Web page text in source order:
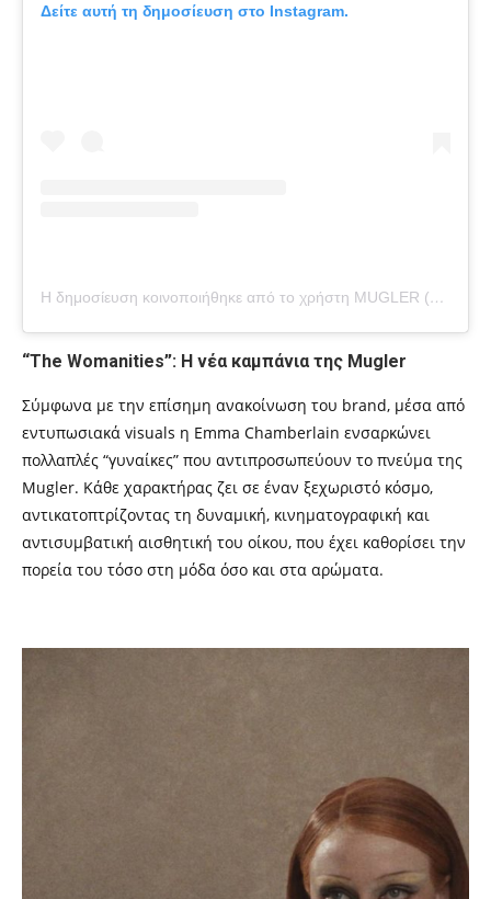
Δείτε αυτή τη δημοσίευση στο Instagram.
Η δημοσίευση κοινοποιήθηκε από το χρήστη MUGLER (@muglerofficial)
“The Womanities”: Η νέα καμπάνια της Mugler
Σύμφωνα με την επίσημη ανακοίνωση του brand, μέσα από
εντυπωσιακά visuals η Emma Chamberlain ενσαρκώνει
πολλαπλές “γυναίκες” που αντιπροσωπεύουν το πνεύμα της
Mugler. Κάθε χαρακτήρας ζει σε έναν ξεχωριστό κόσμο,
αντικατοπτρίζοντας τη δυναμική, κινηματογραφική και
αντισυμβατική αισθητική του οίκου, που έχει καθορίσει την
πορεία του τόσο στη μόδα όσο και στα αρώματα.